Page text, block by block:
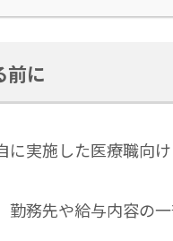
前に
実施した医療職向
務先や給与内容の一